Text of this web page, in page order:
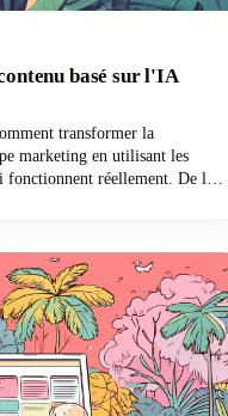
basé sur l'IA
transformer la
marketing en utilisant les
réellement. De la
de contenu.